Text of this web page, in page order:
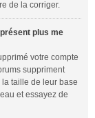
de la corriger.
plus me
votre compte
suppriment
taille de leur base
et essayez de